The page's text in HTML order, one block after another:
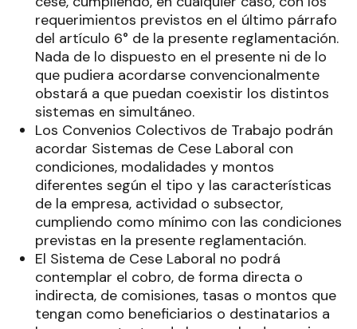
requerimientos previstos en el último párrafo
del artículo 6° de la presente reglamentación.
Nada de lo dispuesto en el presente ni de lo
que pudiera acordarse convencionalmente
obstará a que puedan coexistir los distintos
sistemas en simultáneo.
Los Convenios Colectivos de Trabajo podrán
acordar Sistemas de Cese Laboral con
condiciones, modalidades y montos
diferentes según el tipo y las características
de la empresa, actividad o subsector,
cumpliendo como mínimo con las condiciones
previstas en la presente reglamentación.
El Sistema de Cese Laboral no podrá
contemplar el cobro, de forma directa o
indirecta, de comisiones, tasas o montos que
tengan como beneficiarios o destinatarios a